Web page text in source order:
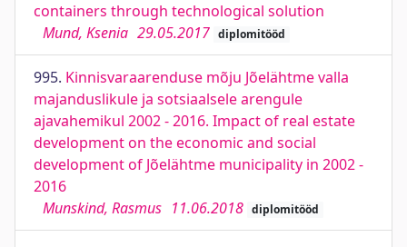
containers through technological solution
Mund, Ksenia 29.05.2017 diplomitööd
995. Kinnisvaraarenduse mõju Jõelähtme valla
majanduslikule ja sotsiaalsele arengule
ajavahemikul 2002 - 2016. Impact of real estate
development on the economic and social
development of Jõelähtme municipality in 2002 -
2016
Munskind, Rasmus 11.06.2018 diplomitööd